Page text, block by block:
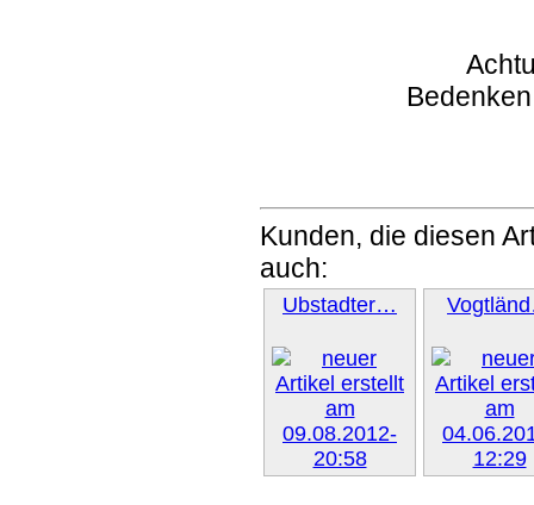
Kunden, die diesen
auch:
Ubstadter…